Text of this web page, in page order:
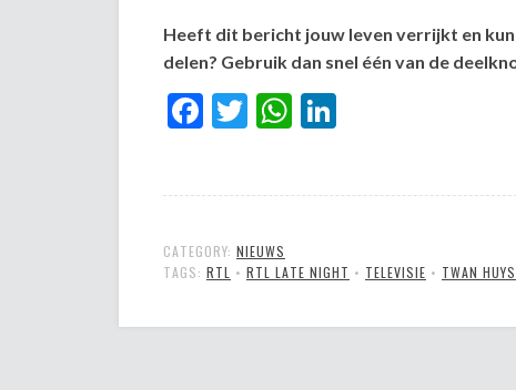
Heeft dit bericht jouw leven verrijkt en
delen? Gebruik dan snel één van de
Facebook
TwitterWhatsApp
CATEGORY: NIEUWS
TAGS: RTL • RTL LATE NIGHT • TELEVISIE • TWAN HUYS